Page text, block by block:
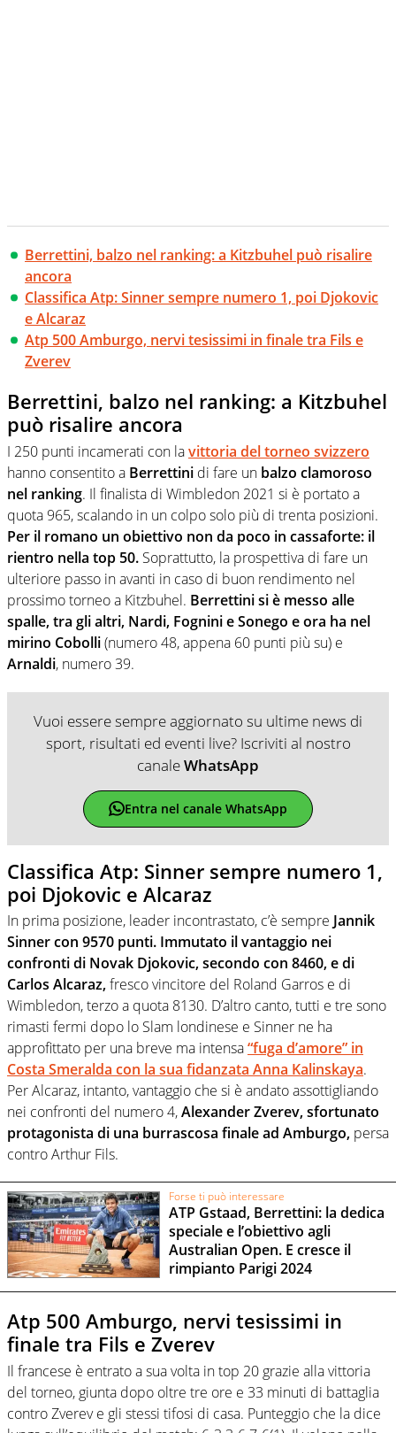
Berrettini, balzo nel ranking: a Kitzbuhel può risalire
ancora
Classifica Atp: Sinner sempre numero 1, poi Djokovic
e Alcaraz
Atp 500 Amburgo, nervi tesissimi in finale tra Fils e
Zverev
Berrettini, balzo nel ranking: a Kitzbuhel
può risalire ancora
I 250 punti incamerati con lavittoria del torneo svizzero
hanno consentito a Berrettini di fare un balzo clamoroso
nel ranking. Il finalista di Wimbledon 2021 si è portato a
quota 965, scalando in un colpo solo più di trenta posizioni.
Per il romano un obiettivo non da poco in cassaforte: il
rientro nella top 50. Soprattutto, la prospettiva di fare un
ulteriore passo in avanti in caso di buon rendimento nel
prossimo torneo a Kitzbuhel. Berrettini si è messo alle
spalle, tra gli altri, Nardi, Fognini e Sonego e ora ha nel
mirino Cobolli(numero 48, appena 60 punti più su) e
Arnaldi, numero 39.
Vuoi essere sempre aggiornato su ultime news di
sport, risultati ed eventi live? Iscriviti al nostro
canaleWhatsApp
Entra nel canale WhatsApp
Classifica Atp: Sinner sempre numero 1,
poi Djokovic e Alcaraz
In prima posizione, leader incontrastato, c’è sempre Jannik
Sinner con 9570 punti. Immutato il vantaggio nei
confronti di Novak Djokovic, secondo con 8460, e di
Carlos Alcaraz,fresco vincitore del Roland Garros e di
Wimbledon, terzo a quota 8130. D’altro canto, tutti e tre sono
rimasti fermi dopo lo Slam londinese e Sinner ne ha
approfittato per una breve ma intensa“fuga d’amore” in
Costa Smeralda con la sua fidanzata Anna Kalinskaya.
Per Alcaraz, intanto, vantaggio che si è andato assottigliando
nei confronti del numero 4,Alexander Zverev, sfortunato
protagonista di una burrascosa finale ad Amburgo, persa
contro Arthur Fils.
Forse ti può interessare
ATP Gstaad, Berrettini: la dedica
speciale e l’obiettivo agli
Australian Open. E cresce il
rimpianto Parigi 2024
Atp 500 Amburgo, nervi tesissimi in
finale tra Fils e Zverev
Il francese è entrato a sua volta in top 20 grazie alla vittoria
del torneo, giunta dopo oltre tre ore e 33 minuti di battaglia
contro Zverev e gli stessi tifosi di casa. Punteggio che la dice